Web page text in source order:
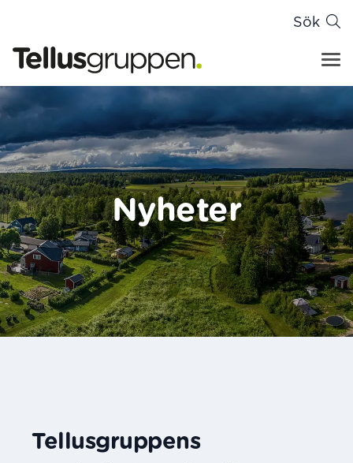
Sök
Hoppa till innehåll
Tellusgruppen
Nyheter
Tellusgruppens